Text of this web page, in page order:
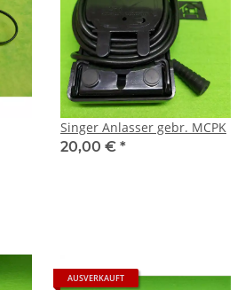
Singer Anlasser gebr. MCPK
20,00 € *
AUSVERKAUFT